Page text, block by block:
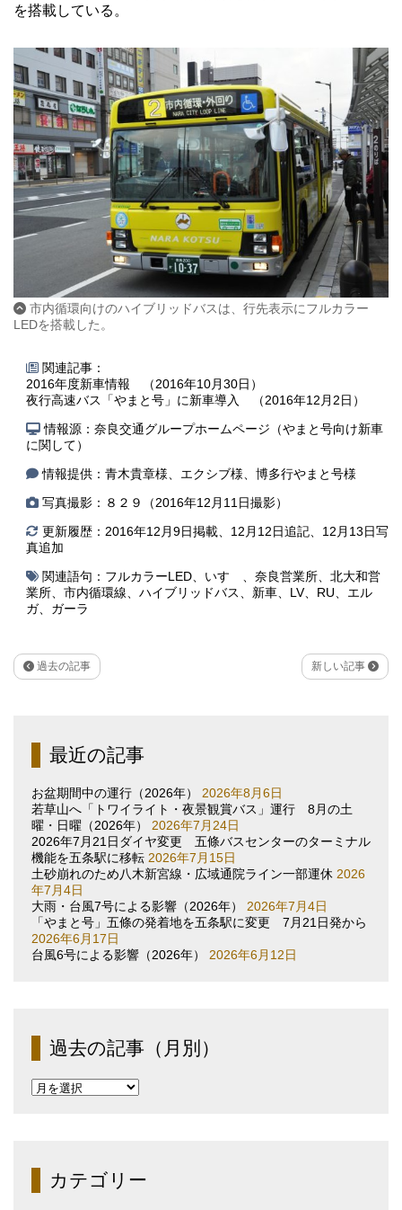
を搭載している。
市内循環向けのハイブリッドバスは、行先表示にフルカラー
LEDを搭載した。
関連記事：
2016年度新車情報 （2016年10月30日）
夜行高速バス「やまと号」に新車導入 （2016年12月2日）
情報源：奈良交通グループホームページ（やまと号向け新車
に関して）
情報提供：青木貴章様、エクシブ様、博多行やまと号様
写真撮影：８２９（2016年12月11日撮影）
更新履歴：2016年12月9日掲載、12月12日追記、12月13日写
真追加
関連語句： フルカラーLED、 いすゞ 、 奈良営業所、 北大和営
業所、 市内循環線、 ハイブリッドバス、 新車、 LV、 RU、 エル
ガ、 ガーラ
過去の記事 新しい記事
最近の記事
お盆期間中の運行（2026年）
2026年8月6日
若草山へ「トワイライト・夜景観賞バス」運行 8月の土
曜・日曜（2026年）
2026年7月24日
2026年7月21日ダイヤ変更 五條バスセンターのターミナル
機能を五条駅に移転 2026年7月15日
土砂崩れのため八木新宮線・広域通院ライン一部運休 2026
年7月4日
大雨・台風7号による影響（2026年）
2026年7月4日
「やまと号」五條の発着地を五条駅に変更 7月21日発から
2026年6月17日
台風6号による影響（2026年）
2026年6月12日
過去の記事（月別）
過
（月
別）カテゴリー